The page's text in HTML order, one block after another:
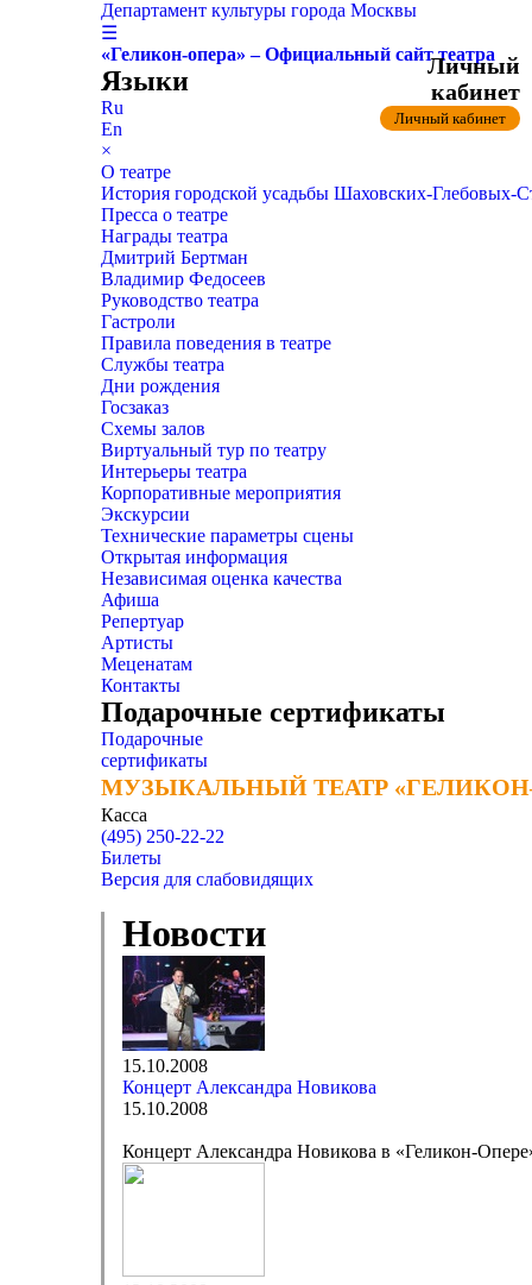
Департамент культуры города Москвы
☰
«Геликон-опера» – Официальный сайт театра
Языки
Ru
En
×
О театре
История городской усадьбы Шаховских-
Пресса о театре
Награды театра
Дмитрий Бертман
Владимир Федосеев
Руководство театра
Гастроли
Правила поведения в театре
Службы театра
Дни рождения
Госзаказ
Схемы залов
Виртуальный тур по театру
Интерьеры театра
Корпоративные мероприятия
Экскурсии
Технические параметры сцены
Открытая информация
Независимая оценка качества
Афиша
Репертуар
Артисты
Меценатам
Контакты
Подарочные сертификаты
Подарочные
сертификаты
МУЗЫКАЛЬНЫЙ ТЕАТР
МУЗЫКАЛЬНЫЙ ТЕАТР
Касса
(495) 250-22-22
Личный
кабинет
Личный кабинет
Билеты
Версия для слабовидящих
Новости
15.10.2008
Концерт Александра Новикова
15.10.2008
Концерт Александра Новикова в «Геликон-